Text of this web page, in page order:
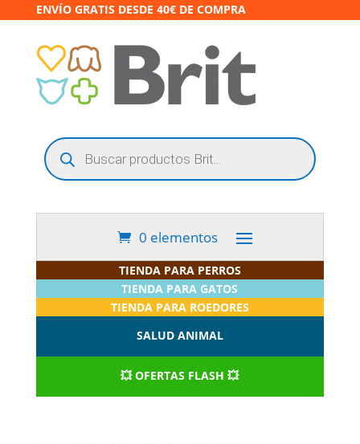
ENVÍO GRATIS DESDE 40€ DE COMPRA
Búsqueda
de
productos
0 elementos
TIENDA PARA PERROS
TIENDA PARA GATOS
TIENDA PARA ROEDORES
SALUD ANIMAL
💥 OFERTAS FLASH 💥